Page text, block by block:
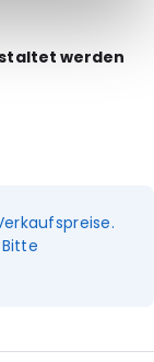
werden